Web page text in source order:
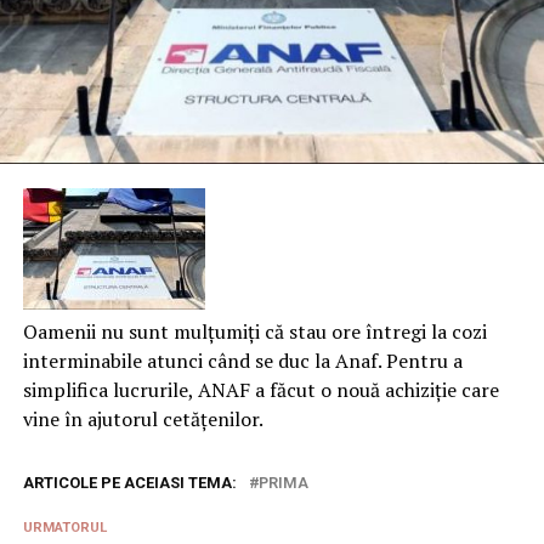
Oamenii nu sunt mulțumiți că stau ore întregi la cozi
interminabile atunci când se duc la Anaf. Pentru a
simplifica lucrurile, ANAF a făcut o nouă achiziție care
vine în ajutorul cetățenilor.
ARTICOLE PE ACEIASI TEMA: PRIMA
URMATORUL